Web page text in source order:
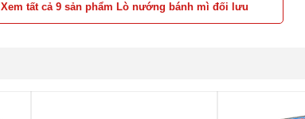
Xem tất cả 9 sản phẩm Lò nướng bánh mì đối lưu